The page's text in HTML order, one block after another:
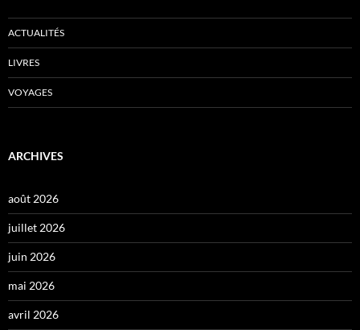
ACTUALITÉS
LIVRES
VOYAGES
ARCHIVES
août 2026
juillet 2026
juin 2026
mai 2026
avril 2026